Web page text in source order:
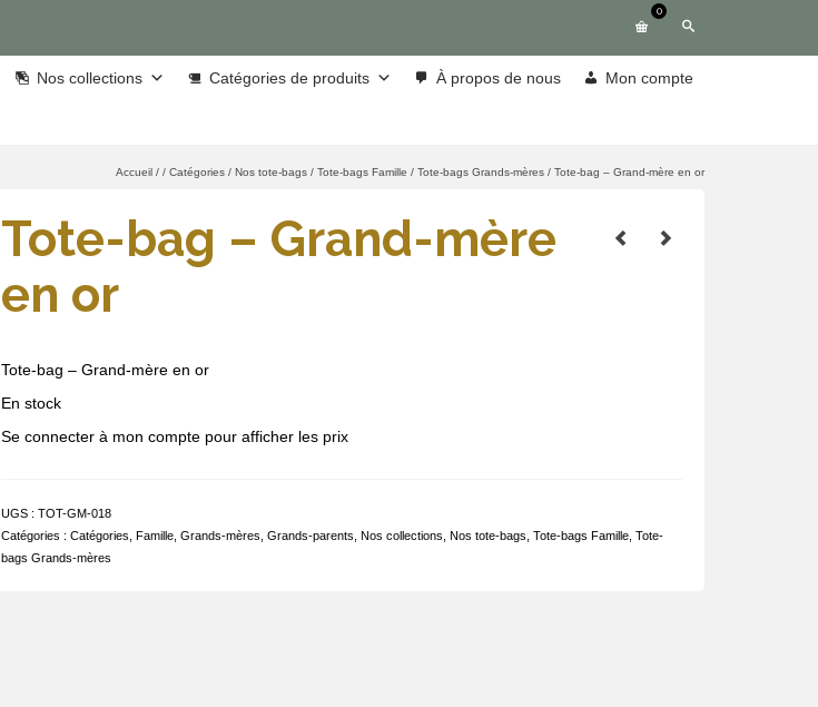
0
Nos collections Catégories de produits À propos de nous Mon compte
Accueil / / Catégories / Nos tote-bags / Tote-bags Famille / Tote-bags Grands-mères / Tote-bag – Grand-mère en or
Tote-bag – Grand-mère
en or
Tote-bag – Grand-mère en or
En stock
Se connecter à mon compte pour afficher les prix
UGS : TOT-GM-018
Catégories : Catégories Famille, Grands-mères Grands-parents Nos collections Nos tote-bags Tote-bags Famille, Tote-
bags Grands-mères